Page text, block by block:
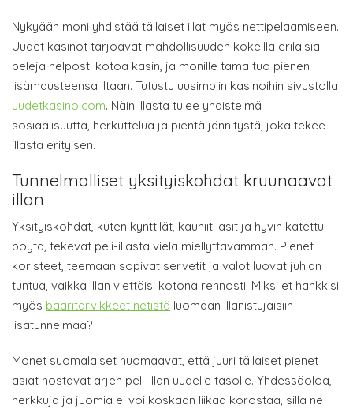
Nykyään moni yhdistää tällaiset illat myös nettipelaamiseen.
Uudet kasinot tarjoavat mahdollisuuden kokeilla erilaisia
pelejä helposti kotoa käsin, ja monille tämä tuo pienen
lisämausteensa iltaan. Tutustu uusimpiin kasinoihin sivustolla
uudetkasino.com. Näin illasta tulee yhdistelmä
sosiaalisuutta, herkuttelua ja pientä jännitystä, joka tekee
illasta erityisen.
Tunnelmalliset yksityiskohdat kruunaavat
illan
Yksityiskohdat, kuten kynttilät, kauniit lasit ja hyvin katettu
pöytä, tekevät peli-illasta vielä miellyttävämmän. Pienet
koristeet, teemaan sopivat servetit ja valot luovat juhlan
tuntua, vaikka illan viettäisi kotona rennosti. Miksi et hankkisi
myös baaritarvikkeet netistä luomaan illanistujaisiin
lisätunnelmaa?
Monet suomalaiset huomaavat, että juuri tällaiset pienet
asiat nostavat arjen peli-illan uudelle tasolle. Yhdessäoloa,
herkkuja ja juomia ei voi koskaan liikaa korostaa, sillä ne